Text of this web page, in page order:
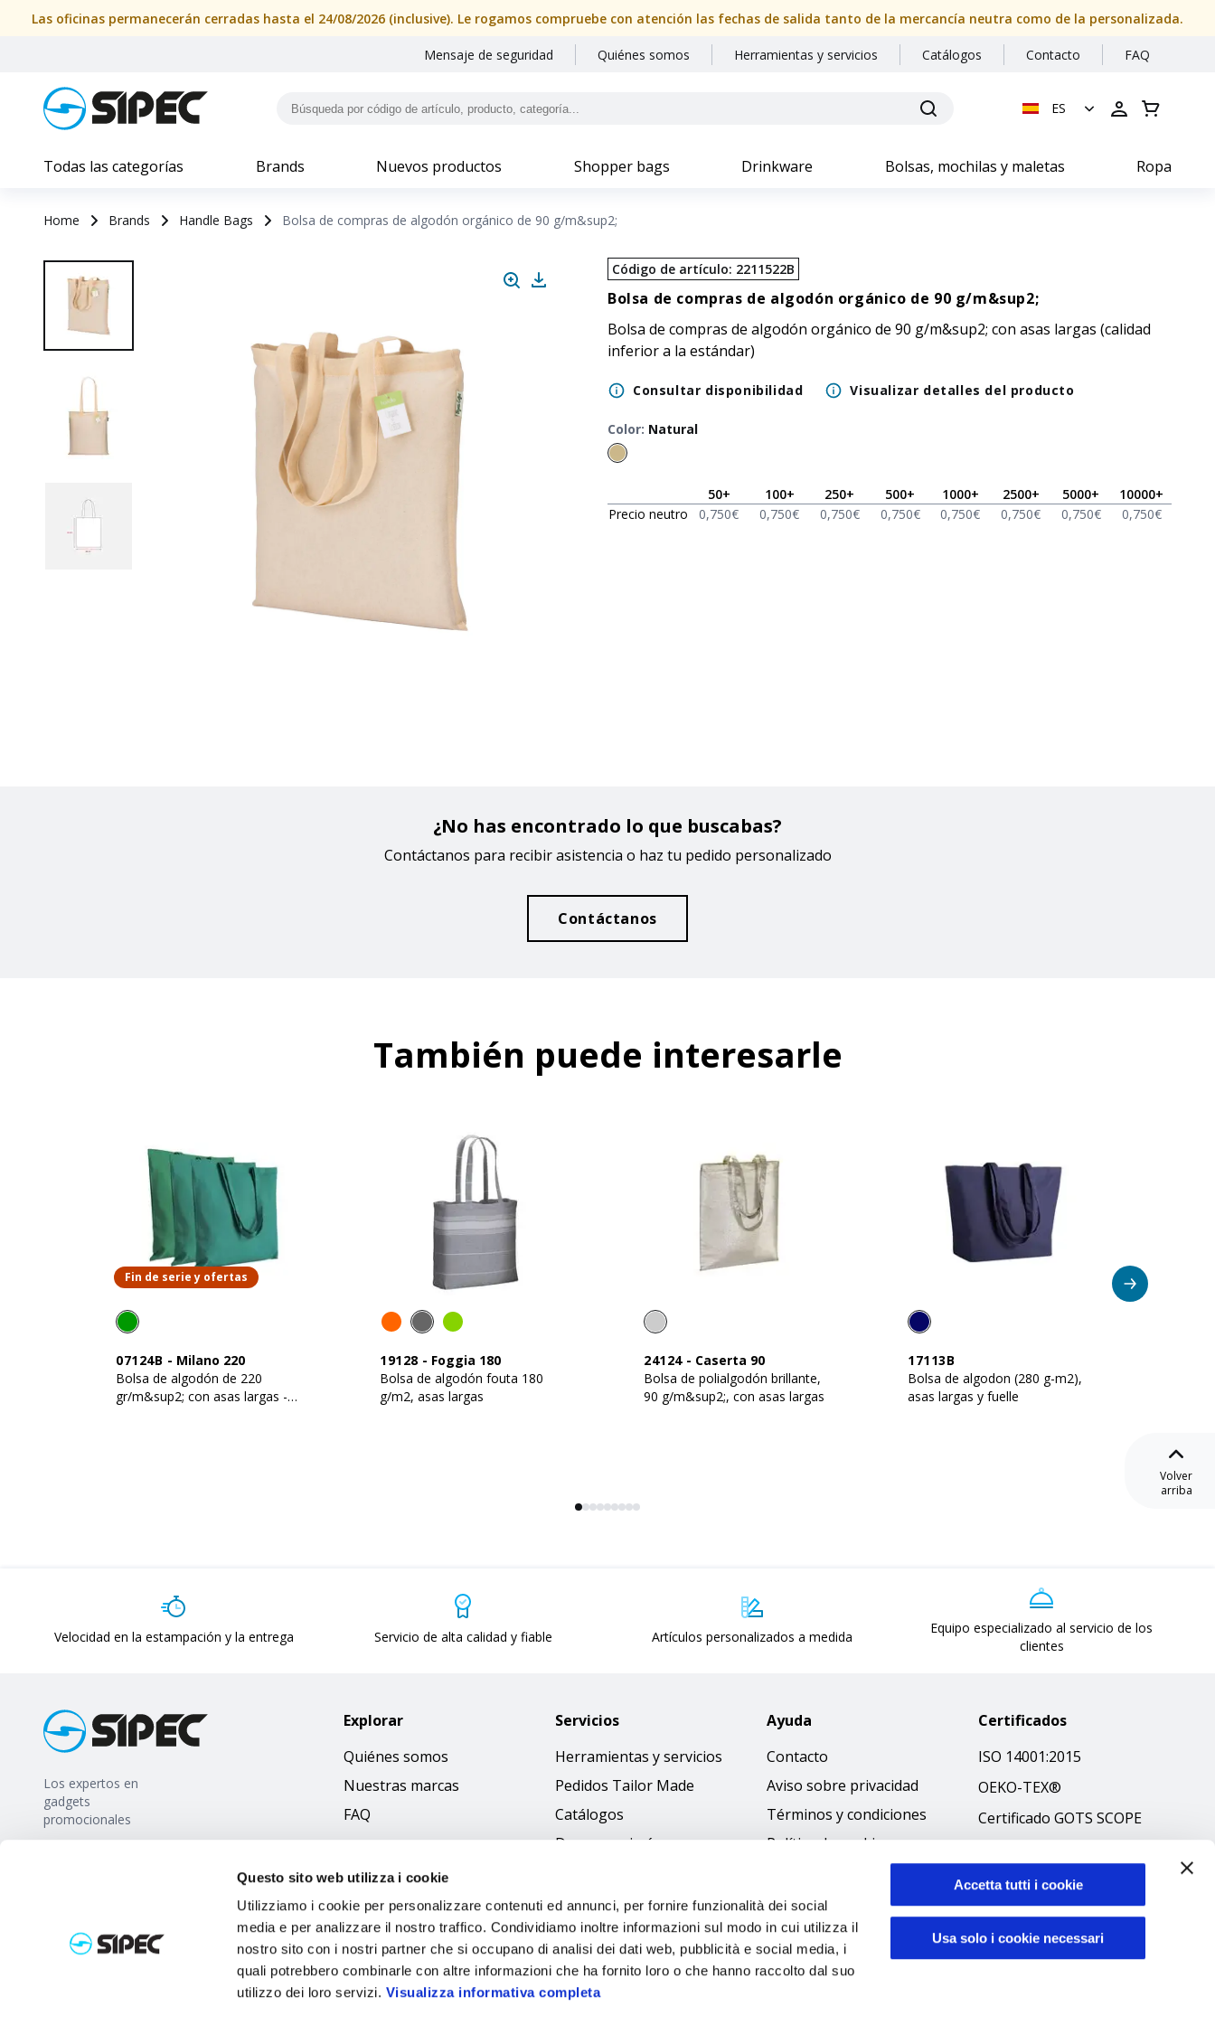
Questo sito web utilizza i cookie
Utilizziamo i cookie per personalizzare contenuti ed annunci, per fornire funzionalità dei social
media e per analizzare il nostro traffico. Condividiamo inoltre informazioni sul modo in cui utilizza il
nostro sito con i nostri partner che si occupano di analisi dei dati web, pubblicità e social media, i
quali potrebbero combinarle con altre informazioni che ha fornito loro o che hanno raccolto dal suo
utilizzo dei loro servizi. Visualizza informativa completa
Accetta tutti i cookie
Usa solo i cookie necessari
Las oficinas permanecerán cerradas hasta el 24/08/2026 (inclusive). Le rogamos compruebe con atención las fechas de salida tanto de la mercancía neutra como de la personalizada.
Mensaje de seguridad Quiénes somos Herramientas y servicios Catálogos Contacto FAQ
ES
Todas las categorías Brands Nuevos productos Shopper bags Drinkware Bolsas, mochilas y maletas Ropa
Home Brands Handle Bags Bolsa de compras de algodón orgánico de 90 g/m&sup2;
Código de artículo: 2211522B
Bolsa de compras de algodón orgánico de 90 g/m&sup2;
Bolsa de compras de algodón orgánico de 90 g/m&sup2; con asas largas (calidad
inferior a la estándar)
Consultar disponibilidad Visualizar detalles del producto
Color: Natural
50+ 100+ 250+ 500+ 1000+ 2500+ 5000+ 10000+
Precio neutro
0,750€ 0,750€ 0,750€ 0,750€ 0,750€ 0,750€ 0,750€ 0,750€
¿No has encontrado lo que buscabas?
Contáctanos para recibir asistencia o haz tu pedido personalizado
Contáctanos
También puede interesarle
Fin de serie y ofertas
07124B - Milano 220
Bolsa de algodón de 220
gr/m&sup2; con asas largas -
19128 - Foggia 180
Bolsa de algodón fouta 180
g/m2, asas largas
24124 - Caserta 90
Bolsa de polialgodón brillante,
90 g/m&sup2;, con asas largas
17113B
Bolsa de algodon (280 g-m2),
asas largas y fuelle
Volver
arriba
Velocidad en la estampación y la entrega Servicio de alta calidad y fiable Artículos personalizados a medida
Equipo especializado al servicio de los
clientes
Los expertos en
gadgets
promocionales
Explorar
Quiénes somos
Nuestras marcas
FAQ
Servicios
Herramientas y servicios
Pedidos Tailor Made
Catálogos
Descargar imágenes
Ayuda
Contacto
Aviso sobre privacidad
Términos y condiciones
Política de cookies
Código ético
Certificados
ISO 14001:2015
OEKO-TEX®
Certificado GOTS SCOPE
Política medioambiental
Seguridad de los
productos